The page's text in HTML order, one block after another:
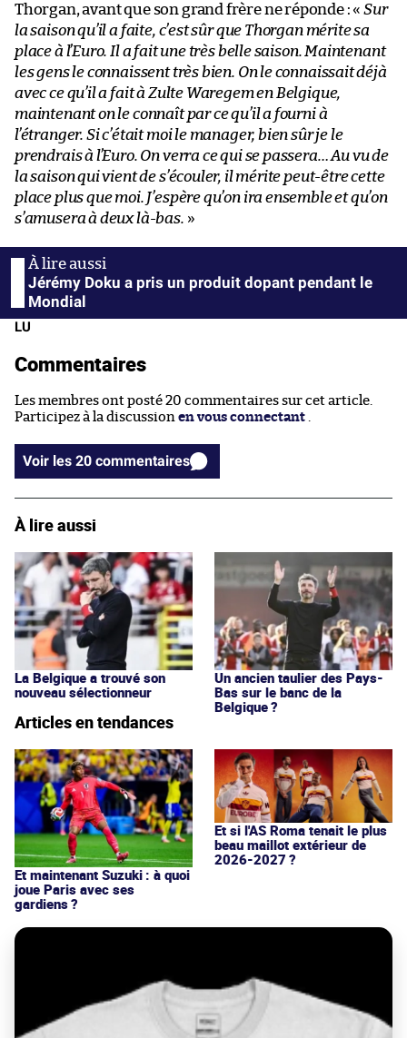
Thorgan, avant que son grand frère ne réponde : «Sur
la saison qu’il a faite, c’est sûr que Thorgan mérite sa
place à l’Euro. Il a fait une très belle saison. Maintenant
les gens le connaissent très bien. On le connaissait déjà
avec ce qu’il a fait à Zulte Waregem en Belgique,
maintenant on le connaît par ce qu’il a fourni à
l’étranger. Si c’était moi le manager, bien sûr je le
prendrais à l’Euro. On verra ce qui se passera… Au vu de
la saison qui vient de s’écouler, il mérite peut-être cette
place plus que moi. J’espère qu’on ira ensemble et qu’on
s’amusera à deux là-bas. »
Jérémy Doku a pris un produit dopant pendant le
Mondial
LU
Commentaires
Les membres ont posté 20 commentaires sur cet article.
Participez à la discussion en vous connectant
Voir les 20 commentaires
À lire aussi
La Belgique a trouvé son
nouveau sélectionneur
Un ancien taulier des Pays-
Bas sur le banc de la
Belgique ?
Articles en tendances
Et maintenant Suzuki : à quoi
joue Paris avec ses
gardiens ?
Et si l'AS Roma tenait le plus
beau maillot extérieur de
2026-2027 ?